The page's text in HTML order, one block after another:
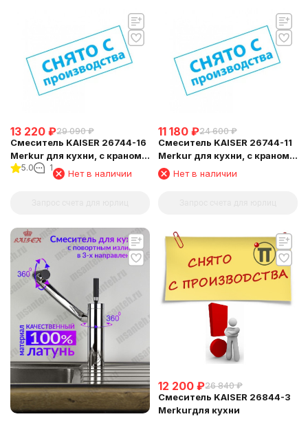
13 220 ₽29 090 ₽
Смеситель KAISER 26744-16
Merkur для кухни, с краном
для питьевой воды,
5.0 1
Нет в наличии
11 180 ₽24 600 ₽
Смеситель KAISER 26744-11
Merkur для кухни, с краном
для питьевой воды,
Нет в наличии
12 200 ₽26 840 ₽
Смеситель KAISER 26844-3
Merkurдля кухни